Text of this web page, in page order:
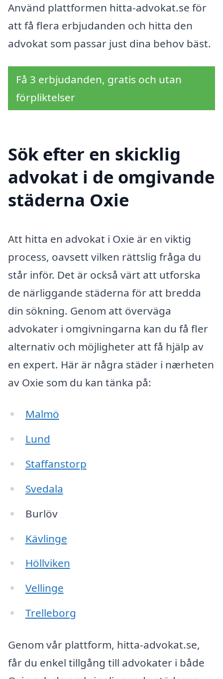
Använd plattformen hitta-advokat.se för
att få flera erbjudanden och hitta den
advokat som passar just dina behov bäst.
Få 3 erbjudanden, gratis och utan
förpliktelser
Sök efter en skicklig
advokat i de omgivande
städerna Oxie
Att hitta en advokat i Oxie är en viktig
process, oavsett vilken rättslig fråga du
står inför. Det är också värt att utforska
de närliggande städerna för att bredda
din sökning. Genom att överväga
advokater i omgivningarna kan du få fler
alternativ och möjligheter att få hjälp av
en expert. Här är några städer i nærheten
av Oxie som du kan tänka på:
Malmö
Lund
Staffanstorp
Svedala
Burlöv
Kävlinge
Höllviken
Vellinge
Trelleborg
Genom vår plattform, hitta-advokat.se,
får du enkel tillgång till advokater i både